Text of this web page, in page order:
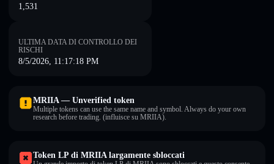
1,531
ULTIMA DATA DI CONTROLLO DEI
RISCHI
8/5/2026, 11:17:18 PM
MRIIA — Unverified token
Multiple tokens can use the same name and symbol. Always do your own
research before trading. (influisce su MRIIA).
Token LP di MRIIA largamente sbloccati